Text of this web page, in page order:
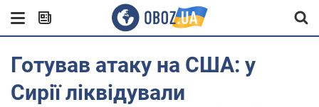
Готував атаку на США: у
Сирії ліквідували